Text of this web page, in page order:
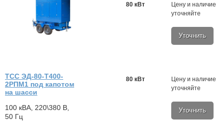
Цену и наличие
уточняйте
Уточнить
80 кВт
ТСС ЭД-80-Т400-
2РПМ1 под капотом
на шасси
100 кВА, 220\380 В,
50 Гц
Цену и наличие
уточняйте
Уточнить
80 кВт